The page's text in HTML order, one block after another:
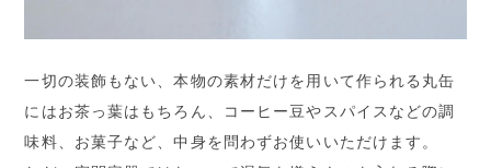
一切の装飾もない、本物の素材だけを用いて作られる丸缶
にはお茶っ葉はもちろん、コーヒー豆やスパイスなどの調
味料、お菓子など、中身を問わずお使いいただけます。